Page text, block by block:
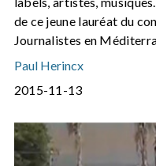
de ce jeune lauréat du
Journalistes en
Paul Herincx
2015-11-13